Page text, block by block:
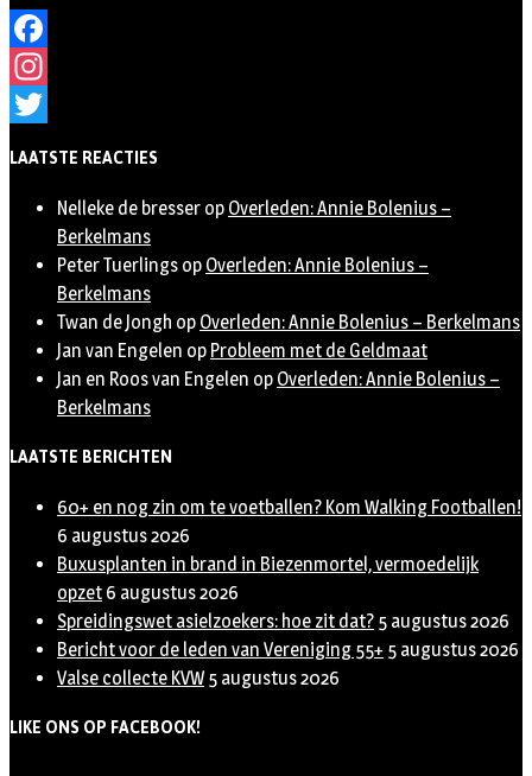
Facebook
Instagram
LAATSTE REACTIES
Nelleke de bresser op Overleden: Annie Bolenius –
Berkelmans
Peter Tuerlings op Overleden: Annie Bolenius –
Berkelmans
Twan de Jongh op Overleden: Annie Bolenius – Berkelmans
Jan van Engelen op Probleem met de Geldmaat
Jan en Roos van Engelen op Overleden: Annie Bolenius –
Berkelmans
LAATSTE BERICHTEN
60+ en nog zin om te voetballen? Kom Walking Footballen!
6 augustus 2026
Buxusplanten in brand in Biezenmortel, vermoedelijk
opzet 6 augustus 2026
Spreidingswet asielzoekers: hoe zit dat? 5 augustus 2026
Bericht voor de leden van Vereniging 55+ 5 augustus 2026
Valse collecte KVW 5 augustus 2026
LIKE ONS OP FACEBOOK!